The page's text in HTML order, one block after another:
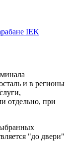
IEK
и в регионы
отдельно, при
"до двери"